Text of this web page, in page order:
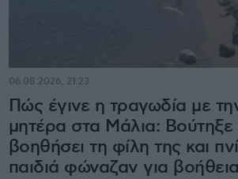
Πώς έγινε η τραγωδία με
μητέρα στα Μάλια: Βούτηξε
βοηθήσει τη φίλη της και
παιδιά φώναζαν για βοήθεια
06.08.2026, 21:23